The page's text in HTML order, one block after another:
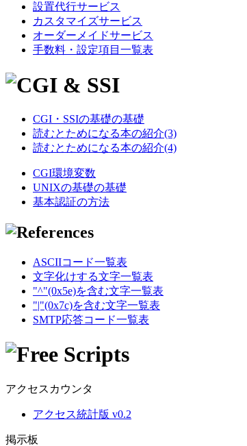
設置代行サービス
カスタマイズサービス
オーダーメイドサービス
手数料・設定項目一覧表
CGI・SSIの基礎の基礎
読むとためになる本の紹介(3)
読むとためになる本の紹介(4)
CGI環境変数
UNIXの基礎の基礎
基本認証の方法
ASCIIコード一覧表
文字化けする文字一覧表
"^"(0x5e)を含む文字一覧表
"|"(0x7c)を含む文字一覧表
SMTP応答コード一覧表
アクセスカウンタ
アクセス統計版 v0.2
掲示板